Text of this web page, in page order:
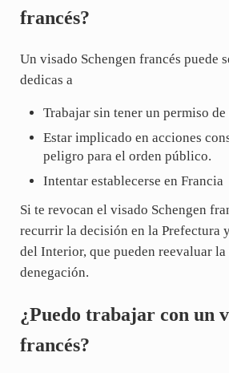
francés?
Un visado Schengen francés puede
dedicas a
Trabajar sin tener un permiso
Estar implicado en acciones
peligro para el orden público.
Intentar establecerse en Francia
Si te revocan el visado Schengen
recurrir la decisión en la Prefectura
del Interior, que pueden reevaluar la
denegación.
¿Puedo trabajar con un
francés?